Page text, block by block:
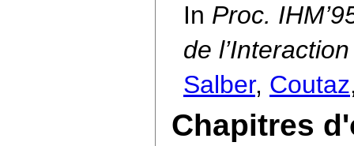
In Proc.
de
Salber, Coutaz
Chapitres